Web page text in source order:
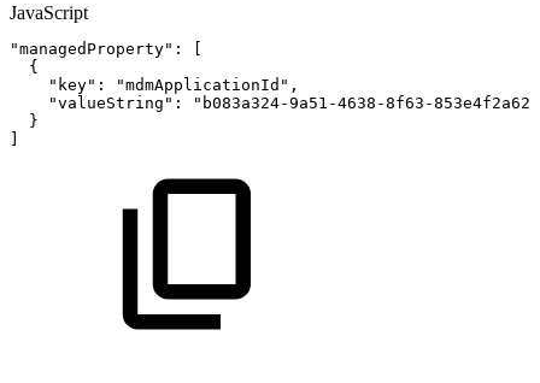
JavaScript
"managedProperty" :
{
"key" : "mdmApplicationId" ,
"valueString" :
"b083a324-9a51-4638-8f63-
}